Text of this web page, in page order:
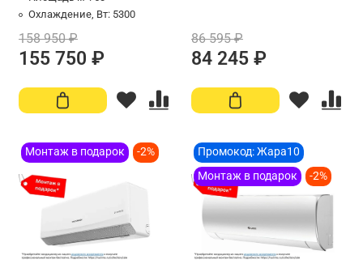
Охлаждение, Вт: 5300
158 950 ₽
155 750 ₽
86 595 ₽
84 245 ₽
Монтаж в подарок -2%
Промокод: Жара10
Монтаж в подарок
-2%